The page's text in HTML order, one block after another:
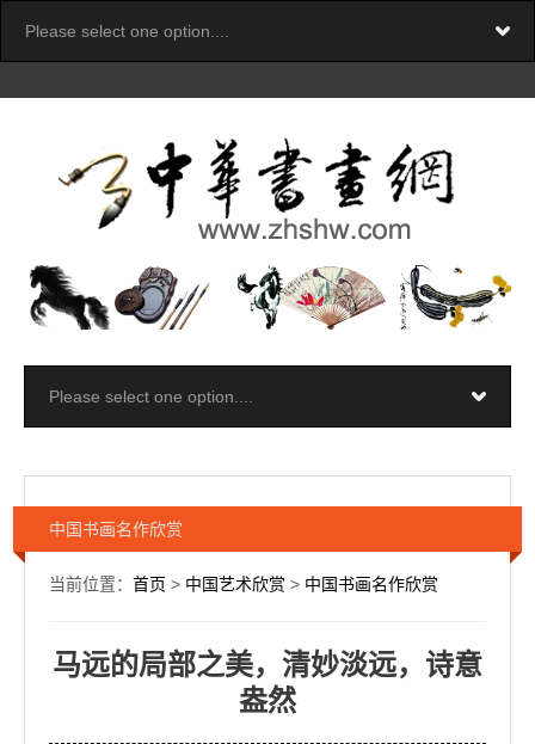
中国书画名作欣赏
当前位置： 首页 > 中国艺术欣赏 > 中国书画名作欣赏
马远的局部之美，清妙淡远，诗意
盎然